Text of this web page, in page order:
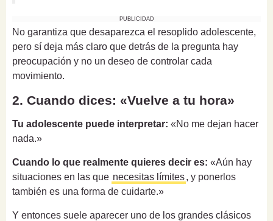
PUBLICIDAD
No garantiza que desaparezca el resoplido adolescente,
pero sí deja más claro que detrás de la pregunta hay
preocupación y no un deseo de controlar cada
movimiento.
2. Cuando dices: «Vuelve a tu hora»
Tu adolescente puede interpretar: «No me dejan hacer
nada.»
Cuando lo que realmente quieres decir es: «Aún hay
situaciones en las que necesitas límites, y ponerlos
también es una forma de cuidarte.»
Y entonces suele aparecer uno de los grandes clásicos